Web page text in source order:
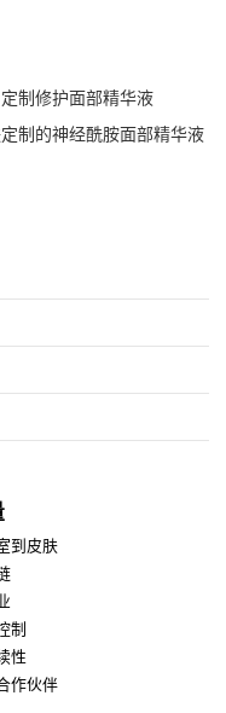
定制修护面部精华液
制的神经酰胺面部精华液
到皮肤
制
性
作伙伴